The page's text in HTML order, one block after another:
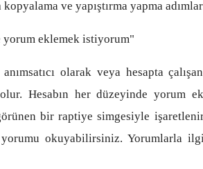
kopyalama ve yapıştırma yapma
eklemek istiyorum"
olarak veya hesapta
Hesabın her düzeyinde yorum
bir raptiye simgesiyle
yorumu okuyabilirsiniz. Yorumlarla